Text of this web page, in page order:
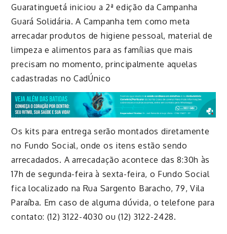
Guaratinguetá iniciou a 2ª edição da Campanha
Guará Solidária. A Campanha tem como meta
arrecadar produtos de higiene pessoal, material de
limpeza e alimentos para as famílias que mais
precisam no momento, principalmente aquelas
cadastradas no CadÚnico
Os kits para entrega serão montados diretamente
no Fundo Social, onde os itens estão sendo
arrecadados. A arrecadação acontece das 8:30h às
17h de segunda-feira à sexta-feira, o Fundo Social
fica localizado na Rua Sargento Baracho, 79, Vila
Paraíba. Em caso de alguma dúvida, o telefone para
contato: (12) 3122-4030 ou (12) 3122-2428.